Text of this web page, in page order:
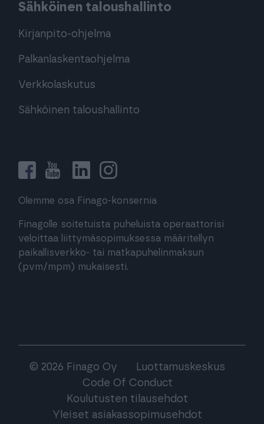
Sähköinen taloushallinto
Kirjanpito-ohjelma
Palkanlaskentaohjelma
Verkkolaskutus
Sähköinen taloushallinto
Olemme osa Finago-konsernia
Finagolle soitetuista puheluista operaattorisi
veloittaa liittymäsopimuksessa määritellyn
paikallisverkko- tai matkapuhelinmaksun
(pvm/mpm) mukaisesti.
© 2026 Finago Oy
Luottamuskeskus
Code Of Conduct
Koulutusten tilausehdot
Yleiset asiakassopimusehdot